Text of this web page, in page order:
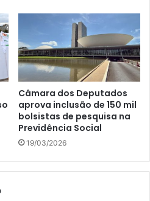
Câmara dos Deputados
aprova inclusão de 150 mil
bolsistas de pesquisa na
Previdência Social
19/03/2026